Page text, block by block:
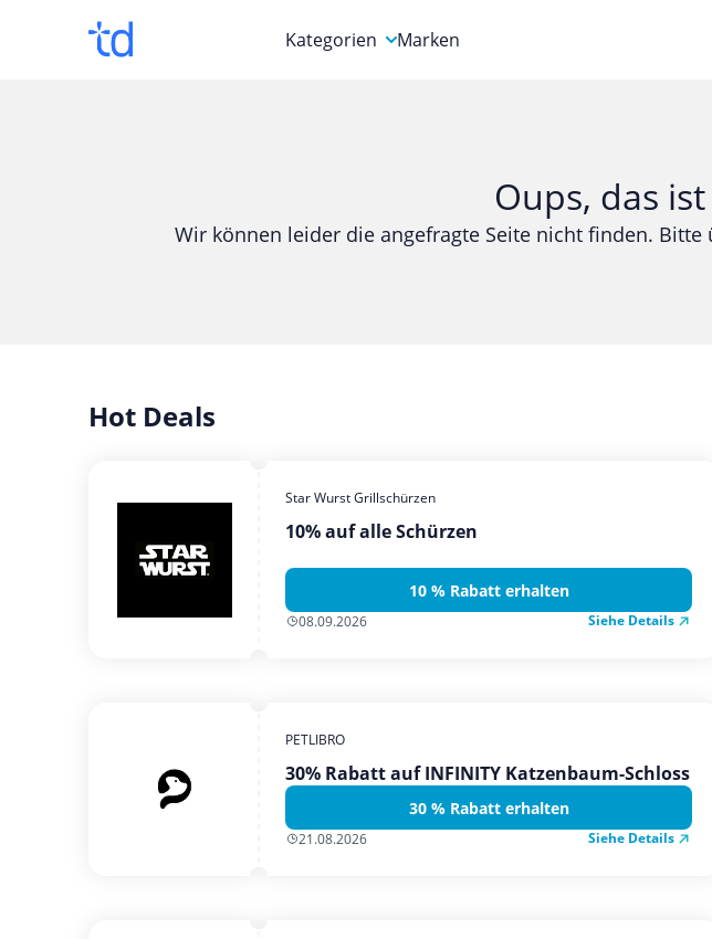
Kategorien
Computer & Elektronik
Gesundheit & Beauty
Mobilfunk & Internet
Marken
Oups, das
Wir können leider die angefragte Seite nicht finden.
Hot Deals
Star Wurst Grillschürzen
10% auf alle Schürzen
10 % Rabatt erhalten
08.09.2026 Siehe Details
PETLIBRO
30% Rabatt auf INFINITY Katzenbaum-Schloss
30 % Rabatt erhalten
21.08.2026 Siehe Details